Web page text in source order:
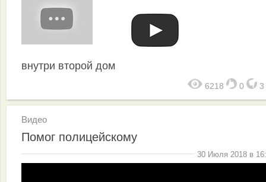
внутри второй дом
6218 0 3
Видео
Помог полицейскому
30 Июля 2018 в